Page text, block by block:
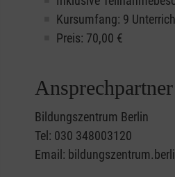
Kursumfang: 9
Preis: 70,00 €
Ansprechpartner
Bildungszentrum Berlin
Tel: 030 348003120
Email: